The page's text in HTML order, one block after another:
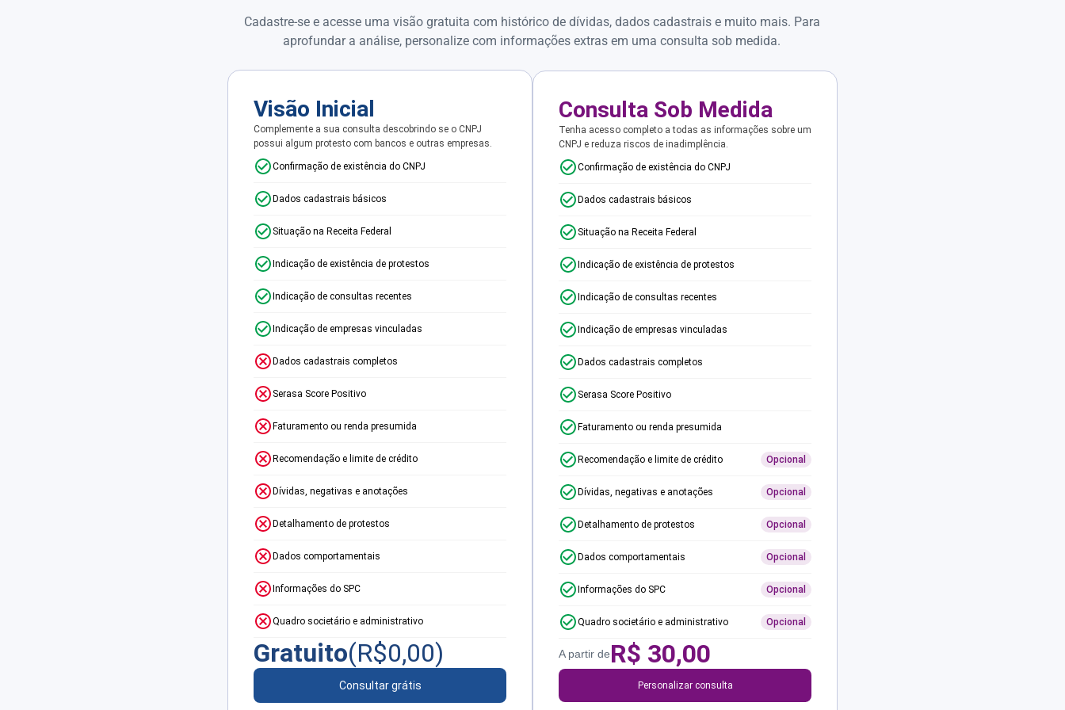
Cadastre-se e acesse uma visão gratuita com histórico de dívidas, dados cadastrais e muito mais. Para
aprofundar a análise, personalize com informações extras em uma consulta sob medida.
Visão Inicial
Complemente a sua consulta descobrindo se o CNPJ
possui algum protesto com bancos e outras empresas.
Confirmação de existência do CNPJ
Dados cadastrais básicos
Situação na Receita Federal
Indicação de existência de protestos
Indicação de consultas recentes
Indicação de empresas vinculadas
Dados cadastrais completos
Serasa Score Positivo
Faturamento ou renda presumida
Recomendação e limite de crédito
Dívidas, negativas e anotações
Detalhamento de protestos
Dados comportamentais
Informações do SPC
Quadro societário e administrativo
Gratuito(R$0,00)
Consultar grátis
Consulta Sob Medida
Tenha acesso completo a todas as informações sobre um
CNPJ e reduza riscos de inadimplência.
Confirmação de existência do CNPJ
Dados cadastrais básicos
Situação na Receita Federal
Indicação de existência de protestos
Indicação de consultas recentes
Indicação de empresas vinculadas
Dados cadastrais completos
Serasa Score Positivo
Faturamento ou renda presumida
Recomendação e limite de crédito Opcional
Dívidas, negativas e anotações Opcional
Detalhamento de protestos Opcional
Dados comportamentais Opcional
Informações do SPC Opcional
Quadro societário e administrativo Opcional
A partir deR$ 30,00
Personalizar consulta